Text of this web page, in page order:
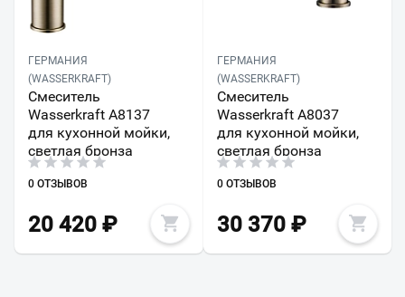
ГЕРМАНИЯ
(WASSERKRAFT)
Смеситель
Wasserkraft A8137
для кухонной мойки,
светлая бронза
0 ОТЗЫВОВ
20 420 ₽
ГЕРМАНИЯ
(WASSERKRAFT)
Смеситель
Wasserkraft A8037
для кухонной мойки,
светлая бронза
0 ОТЗЫВОВ
30 370₽